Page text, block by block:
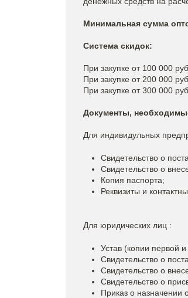
Минимальная сумма
Система скидок:
При закупке от 100 000
При закупке от 200 000
При закупке от 300 000
Документы,
Для индивидульных
Свидетельство о
Свидетельство о
Копия паспорта;
Реквизиты и
Для юридических лиц :
Устав (копии первой
Свидетельство о
Свидетельство о
Свидетельство о
Приказ о назначении